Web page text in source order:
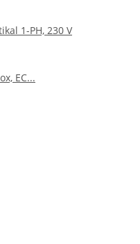
1-PH, 230 V